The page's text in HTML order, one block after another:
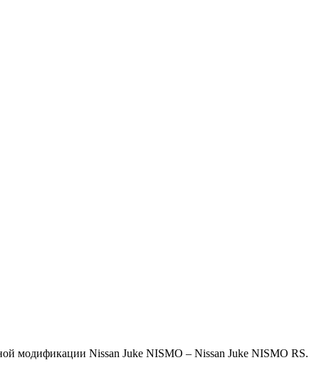
модификации Nissan Juke NISMO – Nissan Juke NISMO RS.